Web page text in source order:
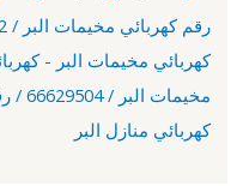
كهربائي مخيمات البر -
كهربائي منازل البر